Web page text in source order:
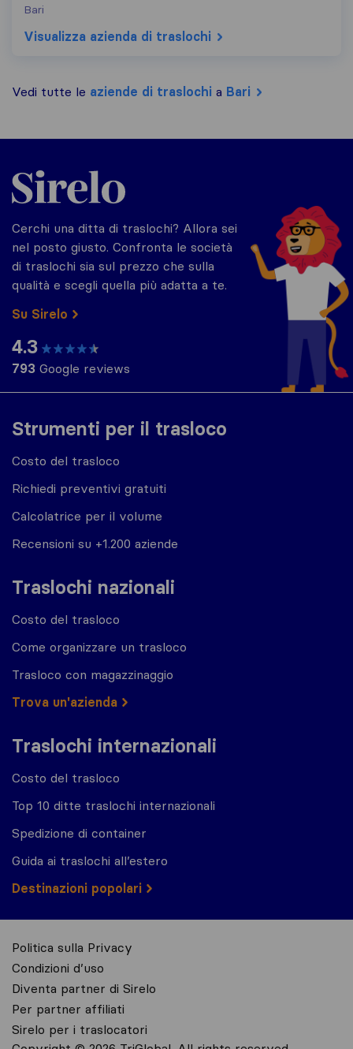
Bari
Visualizza azienda di traslochi
Vedi tutte le aziende di traslochi a Bari
Strumenti per il trasloco
Costo del trasloco
Richiedi preventivi gratuiti
Calcolatrice per il volume
Recensioni su +1.200 aziende
Traslochi nazionali
Costo del trasloco
Come organizzare un trasloco
Trasloco con magazzinaggio
Trova un'azienda
Traslochi internazionali
Costo del trasloco
Top 10 ditte traslochi internazionali
Spedizione di container
Guida ai traslochi all’estero
Destinazioni popolari
Sirelo.it
Cerchi una ditta di traslochi? Allora sei
nel posto giusto. Confronta le società
di traslochi sia sul prezzo che sulla
qualità e scegli quella più adatta a te.
Su Sirelo
4.3
793 Google reviews
Politica sulla Privacy
Condizioni d’uso
Diventa partner di Sirelo
Per partner affiliati
Sirelo per i traslocatori